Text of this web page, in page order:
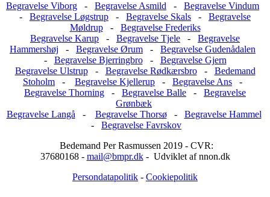
Begravelse Viborg - Begravelse Asmild - Begravelse Vindum
- Begravelse Løgstrup - Begravelse Skals - Begravelse
Møldrup- Begravelse Frederiks
Begravelse Karup - Begravelse Tjele - Begravelse
Hammershøj - Begravelse Ørum - Begravelse Gudenådalen
- Begravelse Bjerringbro- Begravelse Gjern
Begravelse Ulstrup- Begravelse Rødkærsbro- Bedemand
Stoholm - Begravelse Kjellerup - Begravelse Ans -
Begravelse Thorning - Begravelse Balle - Begravelse
Grønbæk
Begravelse Langå - Begravelse Thorsø- Begravelse Hammel
- Begravelse Favrskov
Bedemand Per Rasmussen 2019 - CVR:
37680168 - mail@bmpr.dk- Udviklet af nnon.dk
Persondatapolitik - Cookiepolitik